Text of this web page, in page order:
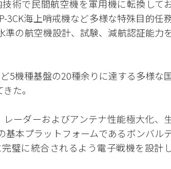
術で民間航空機を軍用機に転換して
3CK海上哨戒機など多様な特殊目的任
の航空機設計、試験、減航認証能力
5機種基盤の20種余りに達する多様な
た。
ーダーおよびアンテナ性能極大化、
本プラットフォームであるボンバル
璧に統合されるよう電子戦機を設計